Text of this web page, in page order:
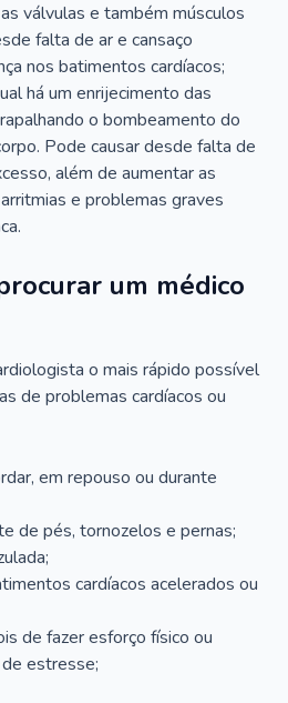
válvulas e também músculos
falta de ar e cansaço
nos batimentos cardíacos;
há um enrijecimento das
o bombeamento do
Pode causar desde falta de
além de aumentar as
e problemas graves
um médico
o mais rápido possível
de problemas cardíacos ou
em repouso ou durante
de pés, tornozelos e pernas;
cardíacos acelerados ou
de fazer esforço físico ou
estresse;